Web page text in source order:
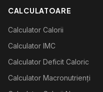
CALCULATOARE
Calculator Calorii
Calculator IMC
Calculator Deficit Caloric
Calculator Macronutrienți